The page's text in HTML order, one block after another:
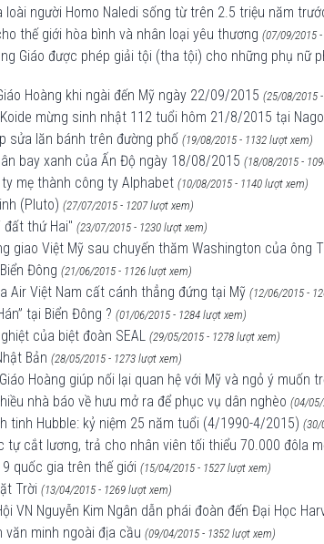
người Homo Naledi sống từ trên 2.5 triệu năm
thế giới hòa bình và nhân loại yêu thương (07/09/2015
Giáo được phép giải tội (tha tội) cho những phụ nữ
Hoàng khi ngài đến Mỹ ngày 22/09/2015 (25/08/2015
mừng sinh nhật 112 tuổi hôm 21/8/2015 tại
sửa lăn bánh trên đường phố (19/08/2015 - 1132 lượt xem)
bay xanh của Ấn Độ ngày 18/08/2015 (18/08/2015 -
mẹ thành công ty Alphabet (10/08/2015 - 1140 lượt xem)
(Pluto) (27/07/2015 - 1207 lượt xem)
đất thứ Hai" (23/07/2015 - 1230 lượt xem)
giao Việt Mỹ sau chuyến thăm Washington của ông
Đông (21/06/2015 - 1126 lượt xem)
Air Việt Nam cất cánh thẳng đứng tại Mỹ (12/06/2015 -
tại Biển Đông ? (01/06/2015 - 1284 lượt xem)
của biệt đoàn SEAL (29/05/2015 - 1278 lượt xem)
Bản (28/05/2015 - 1273 lượt xem)
Hoàng giúp nối lại quan hệ với Mỹ và ngỏ ý muốn
nhà báo về hưu mở ra để phục vụ dân nghèo (04/
tinh Hubble: kỷ niệm 25 năm tuổi (4/1990-4/2015) (30/
tự cắt lương, trả cho nhân viên tối thiểu 70.000 đôla
quốc gia trên thế giới (15/04/2015 - 1527 lượt xem)
Trời (13/04/2015 - 1269 lượt xem)
VN Nguyễn Kim Ngân dẫn phái đoàn đến Đại Học
văn minh ngoài địa cầu (09/04/2015 - 1352 lượt xem)